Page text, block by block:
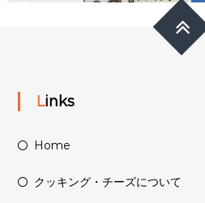
Links
Home
クッキング・チーズについて